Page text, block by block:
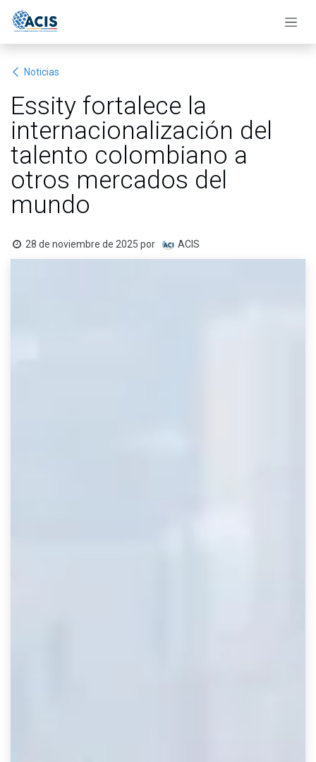
Noticias
Essity fortalece la
internacionalización del
talento colombiano a
otros mercados del
mundo
28 de noviembre de 2025 por ACIS